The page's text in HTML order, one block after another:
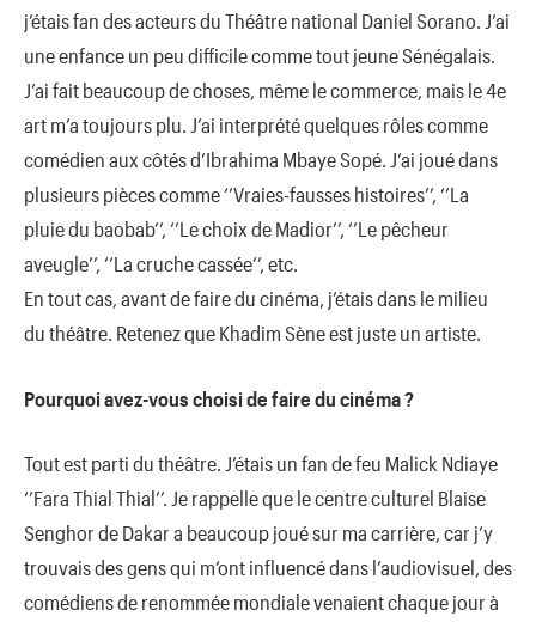
j’étais fan des acteurs du Théâtre national Daniel Sorano. J’ai
une enfance un peu difficile comme tout jeune Sénégalais.
J’ai fait beaucoup de choses, même le commerce, mais le 4e
art m’a toujours plu. J’ai interprété quelques rôles comme
comédien aux côtés d’Ibrahima Mbaye Sopé. J’ai joué dans
plusieurs pièces comme ‘’Vraies-fausses histoires’’, ‘’La
pluie du baobab’’, ‘’Le choix de Madior’’, ‘’Le pêcheur
aveugle’’, ‘’La cruche cassée’’, etc.
En tout cas, avant de faire du cinéma, j’étais dans le milieu
du théâtre. Retenez que Khadim Sène est juste un artiste.
Pourquoi avez-vous choisi de faire du cinéma ?
Tout est parti du théâtre. J’étais un fan de feu Malick Ndiaye
‘’Fara Thial Thial’’. Je rappelle que le centre culturel Blaise
Senghor de Dakar a beaucoup joué sur ma carrière, car j’y
trouvais des gens qui m’ont influencé dans l’audiovisuel, des
comédiens de renommée mondiale venaient chaque jour à